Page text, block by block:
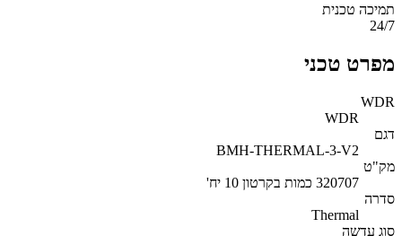
תמיכה טכנית
24/7
מפרט טכני
WDR
WDR
דגם
BMH-THERMAL-3-V2
מק"ט
320707 כמות בקרטון 10 יח'
סדרה
Thermal
סוג עדשה